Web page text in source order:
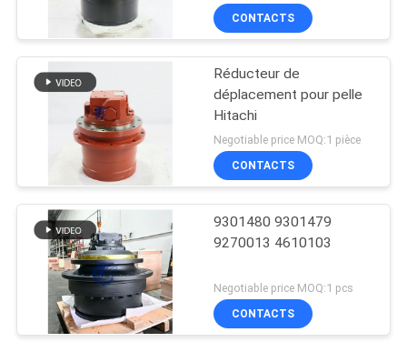
CONTACTS
Réducteur de
déplacement pour pelle
Hitachi
Negotiable price MOQ:1 pièce
CONTACTS
9301480 9301479
9270013 4610103
Negotiable price MOQ:1 pcs
CONTACTS